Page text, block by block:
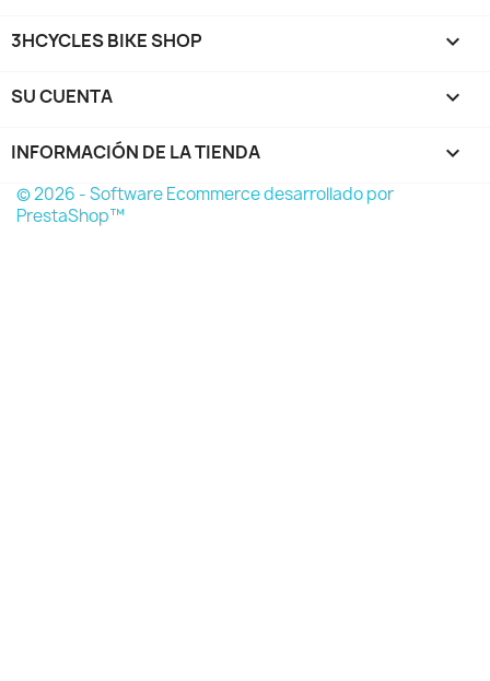
3HCYCLES BIKE SHOP 
SU CUENTA 
INFORMACIÓN DE LA TIENDA keyboard_arrow_down
© 2026 - Software Ecommerce desarrollado por
PrestaShop™